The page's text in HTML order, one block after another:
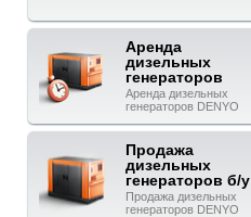
Аренда
дизельных
генераторов
Аренда дизельных
генераторов DENYO
Продажа
дизельных
генераторов б/у
Продажа дизельных
генераторов DENYO